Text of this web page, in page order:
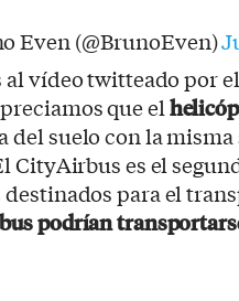
Even (@BrunoEven)
al vídeo twitteado por
que el
del suelo con la
CityAirbus es el
para el
podrían